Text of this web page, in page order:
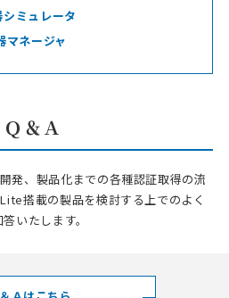
ミュレータ
ネージャ
＆Ａ
発、製品化までの各種認証取得の流
搭載の製品を検討する上でのよく
いたします。